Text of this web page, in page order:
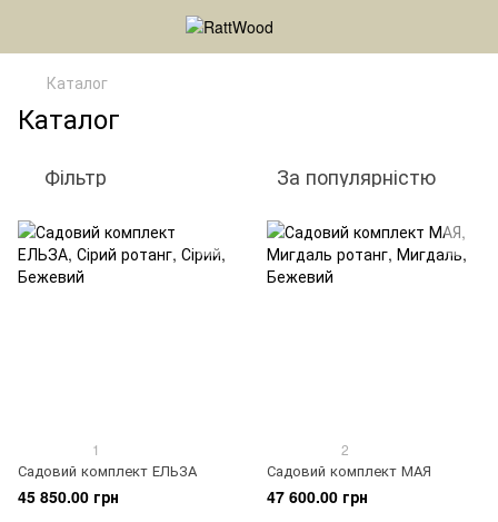
Каталог
Каталог
Фільтр За популярністю
1
Садовий комплект ЕЛЬЗА
45 850.00 грн
2
Садовий комплект МАЯ
47 600.00 грн